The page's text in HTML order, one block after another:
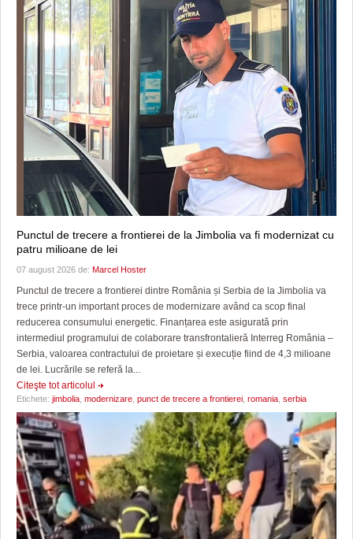
Punctul de trecere a frontierei de la Jimbolia va fi modernizat cu
patru milioane de lei
07 august 2026 de: Marcel Hoster
Punctul de trecere a frontierei dintre România și Serbia de la Jimbolia va
trece printr-un important proces de modernizare având ca scop final
reducerea consumului energetic. Finanțarea este asigurată prin
intermediul programului de colaborare transfrontalieră Interreg România –
Serbia, valoarea contractului de proietare și execuție fiind de 4,3 milioane
de lei. Lucrările se referă la...
Citeşte tot articolul
Etichete: jimbolia modernizare punct de trecere a frontierei romania serbia